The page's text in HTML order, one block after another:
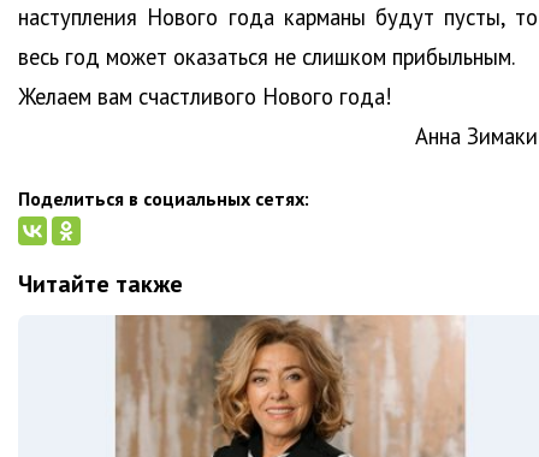
наступления Нового года карманы будут пусты,
весь год может оказаться не слишком прибыльным.
Желаем вам счастливого Нового года!
Анна
Поделиться в социальных сетях:
Читайте также